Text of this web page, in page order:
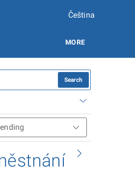
Čeština
MORE
Search